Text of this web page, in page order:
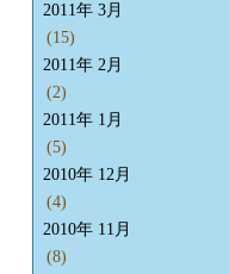
2011年 3月
(15)
2011年 2月
(2)
2011年 1月
(5)
2010年 12月
(4)
2010年 11月
(8)